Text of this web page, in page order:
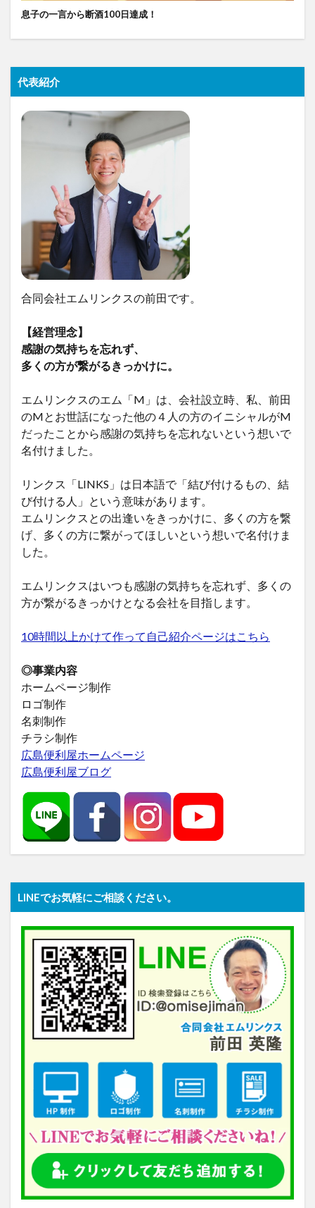
息子の一言から断酒100日達成！
代表紹介
合同会社エムリンクスの前田です。
【経営理念】
感謝の気持ちを忘れず、
多くの方が繋がるきっかけに。
エムリンクスのエム「M」は、会社設立時、私、前田
のMとお世話になった他の４人の方のイニシャルがM
だったことから感謝の気持ちを忘れないという想いで
名付けました。
リンクス「LINKS」は日本語で「結び付けるもの、結
び付ける人」という意味があります。
エムリンクスとの出逢いをきっかけに、多くの方を繋
げ、多くの方に繋がってほしいという想いで名付けま
した。
エムリンクスはいつも感謝の気持ちを忘れず、多くの
方が繋がるきっかけとなる会社を目指します。
10時間以上かけて作って自己紹介ページはこちら
◎事業内容
ホームページ制作
ロゴ制作
名刺制作
チラシ制作
広島便利屋ホームページ
広島便利屋ブログ
LINEでお気軽にご相談ください。